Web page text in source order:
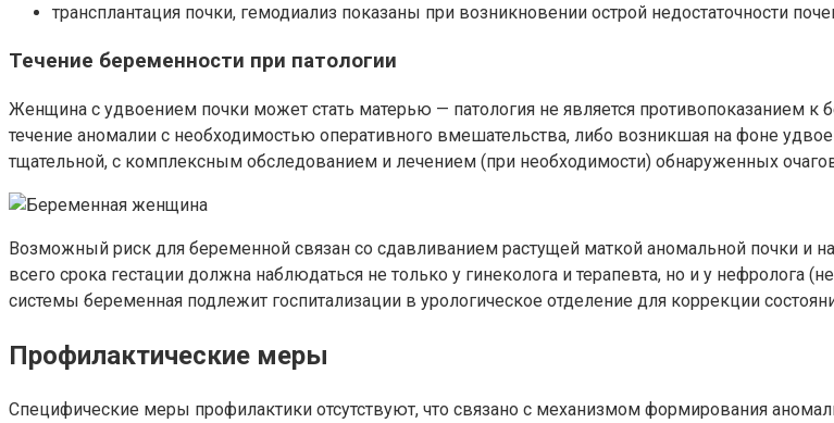
трансплантация почки, гемодиализ показаны при возникновении острой недостаточности
Течение беременности при патологии
Женщина с удвоением почки может стать матерью — патология не является противопоказанием
течение аномалии с необходимостью оперативного вмешательства, либо возникшая на фоне
тщательной, с комплексным обследованием и лечением (при необходимости) обнаруженных
Возможный риск для беременной связан со сдавливанием растущей маткой аномальной почки
всего срока гестации должна наблюдаться не только у гинеколога и терапевта, но и у
системы беременная подлежит госпитализации в урологическое отделение для коррекции
Профилактические меры
Специфические меры профилактики отсутствуют, что связано с механизмом формирования